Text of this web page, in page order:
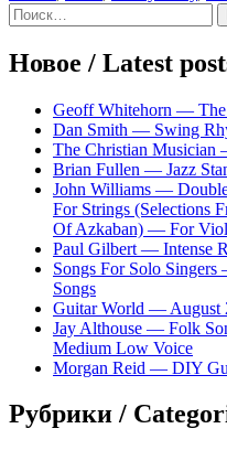
Sidebar
Найти:
Новое / Latest
Geoff Whitehorn —
Dan Smith — Swing
The Christian Musician
Brian Fullen — Jazz
John Williams —
For Strings (Selections
Of Azkaban) — For
Paul Gilbert — Intense
Songs For Solo
Songs
Guitar World — August
Jay Althouse — Folk
Medium Low Voice
Morgan Reid — DIY
Рубрики /